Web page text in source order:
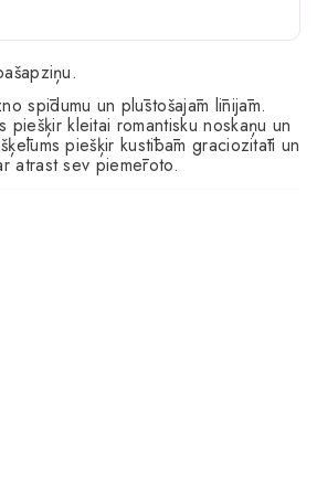
spīdumu un plūstošajām līnijām.
kleitai romantisku noskaņu un
piešķir kustībām graciozitāti un
atrast sev piemēroto.